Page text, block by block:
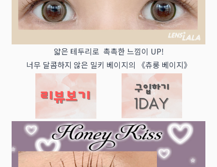
얇은 테두리로 촉촉한 느낌이 UP!
너무 달콤하지 않은 밀키 베이지의 《츄룽 베이지》